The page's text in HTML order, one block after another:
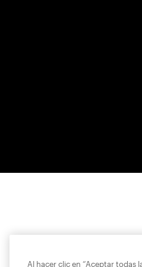
Al hacer clic en “Aceptar todas